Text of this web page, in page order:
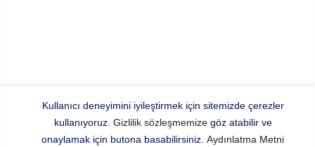
Kullanıcı deneyimini iyileştirmek için sitemizde çerezler
kullanıyoruz. Gizlilik sözleşmemizegöz atabilir ve
onaylamak için butona basabilirsiniz. Aydınlatma Metni